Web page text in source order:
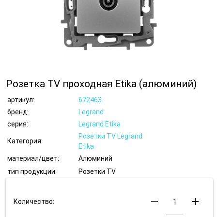
Розетка TV проходная Etika (алюминий)
артикул:
672463
бренд:
Legrand
серия:
Legrand Etika
Категория:
Розетки TV Legrand
Etika
материал/цвет:
Алюминий
тип продукции:
Розетки TV
Количество: remove add